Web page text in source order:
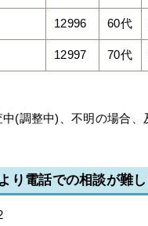
12996 60代
12997 70代
(調整中)、不明の場合、
り電話での相談が難